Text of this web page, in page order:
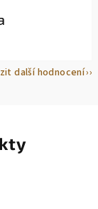
další hodnocení